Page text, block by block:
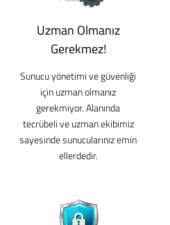
Uzman Olmanız
Gerekmez!
Sunucu yönetimi ve güvenliği
için uzman olmanız
gerekmiyor. Alanında
tecrübeli ve uzman ekibimiz
sayesinde sunucularınız emin
ellerdedir.